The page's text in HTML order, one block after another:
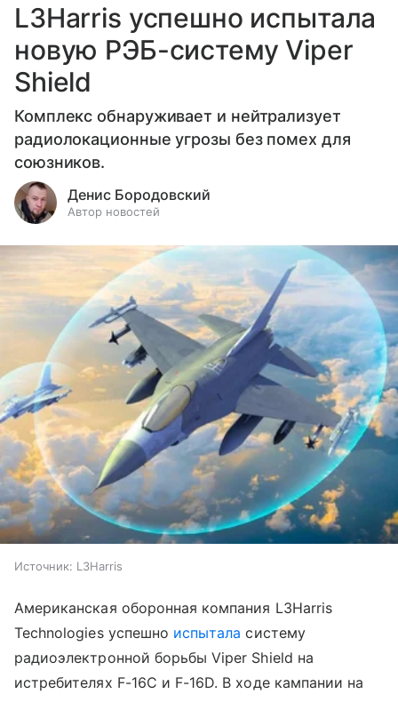
L3Harris успешно испытала
новую РЭБ-систему Viper
Shield
Комплекс обнаруживает и нейтрализует
радиолокационные угрозы без помех для
союзников.
Денис Бородовский
Автор новостей
Источник: L3Harris
Американская оборонная компания L3Harris
Technologies успешно испытала систему
радиоэлектронной борьбы Viper Shield на
истребителях F-16C и F-16D. В ходе кампании на